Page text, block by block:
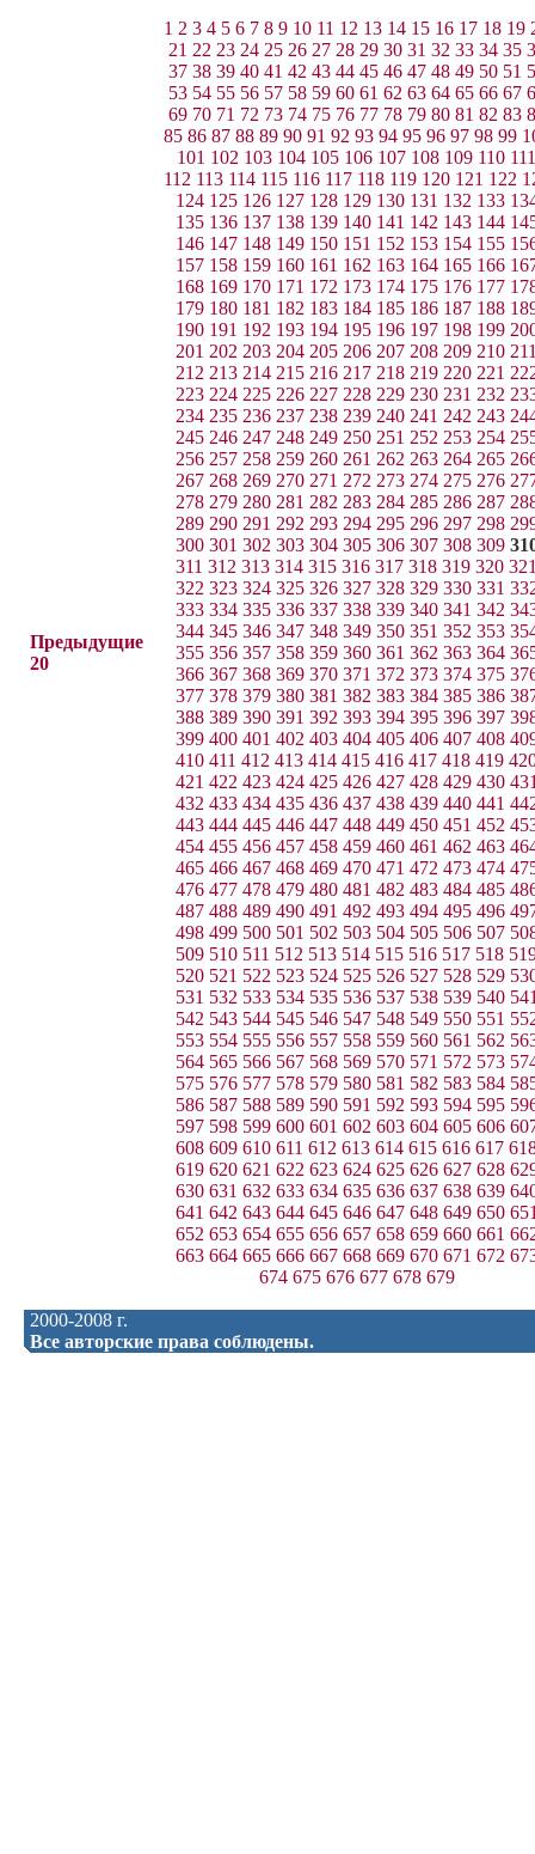
Предыдущие
20
1 2 3 4 5 6 7 8 9 10 11 12 13 14 15 16 17 18 19
21 22 23 24 25 26 27 28 29 30 31 32 33 34 35
37 38 39 40 41 42 43 44 45 46 47 48 49 50 51
53 54 55 56 57 58 59 60 61 62 63 64 65 66 67
69 70 71 72 73 74 75 76 77 78 79 80 81 82 83
85 86 87 88 89 90 91 92 93 94 95 96 97 98 99
101 102 103 104 105 106 107 108 109 110 111
112 113 114 115 116 117 118 119 120 121 122
124 125 126 127 128 129 130 131 132 133
135 136 137 138 139 140 141 142 143 144
146 147 148 149 150 151 152 153 154 155
157 158 159 160 161 162 163 164 165 166
168 169 170 171 172 173 174 175 176 177
179 180 181 182 183 184 185 186 187 188
190 191 192 193 194 195 196 197 198 199
201 202 203 204 205 206 207 208 209 210
212 213 214 215 216 217 218 219 220 221
223 224 225 226 227 228 229 230 231 232
234 235 236 237 238 239 240 241 242 243
245 246 247 248 249 250 251 252 253 254
256 257 258 259 260 261 262 263 264 265
267 268 269 270 271 272 273 274 275 276
278 279 280 281 282 283 284 285 286 287
289 290 291 292 293 294 295 296 297 298
300 301 302 303 304 305 306 307 308 309
311 312 313 314 315 316 317 318 319 320
322 323 324 325 326 327 328 329 330 331
333 334 335 336 337 338 339 340 341 342
344 345 346 347 348 349 350 351 352 353
355 356 357 358 359 360 361 362 363 364
366 367 368 369 370 371 372 373 374 375
377 378 379 380 381 382 383 384 385 386
388 389 390 391 392 393 394 395 396 397
399 400 401 402 403 404 405 406 407 408
410 411 412 413 414 415 416 417 418 419
421 422 423 424 425 426 427 428 429 430
432 433 434 435 436 437 438 439 440 441
443 444 445 446 447 448 449 450 451 452
454 455 456 457 458 459 460 461 462 463
465 466 467 468 469 470 471 472 473 474
476 477 478 479 480 481 482 483 484 485
487 488 489 490 491 492 493 494 495 496
498 499 500 501 502 503 504 505 506 507
509 510 511 512 513 514 515 516 517 518
520 521 522 523 524 525 526 527 528 529
531 532 533 534 535 536 537 538 539 540
542 543 544 545 546 547 548 549 550 551
553 554 555 556 557 558 559 560 561 562
564 565 566 567 568 569 570 571 572 573
575 576 577 578 579 580 581 582 583 584
586 587 588 589 590 591 592 593 594 595
597 598 599 600 601 602 603 604 605 606
608 609 610 611 612 613 614 615 616 617
619 620 621 622 623 624 625 626 627 628
630 631 632 633 634 635 636 637 638 639
641 642 643 644 645 646 647 648 649 650
652 653 654 655 656 657 658 659 660 661
663 664 665 666 667 668 669 670 671 672
674 675 676 677 678 679
2000-2008 г.
Все авторские права соблюдены.